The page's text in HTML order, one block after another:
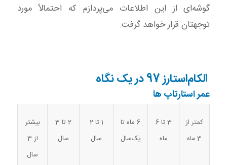
گوشه‌ای از این اطلاعات می‌پردازم که احتمالاً مورد
توجهتان قرار خواهد گرفت.
الکام‌استارز 97 در یک نگاه
عمر استارتاپ ها
کمتر از
3 ماه
3 تا 6
ماه
6 ماه تا
یک‌سال
1 تا 2
سال
2 تا 3
سال
بیشتر
از 3
سال